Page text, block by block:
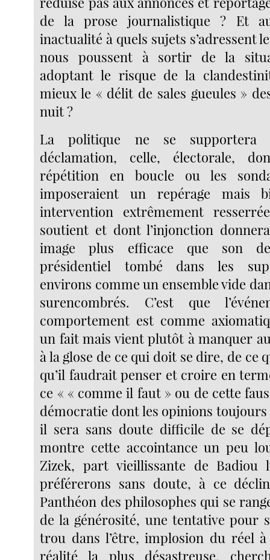
de la prose journalistique ? Et
inactualité à quels sujets s’adressent
nous poussent à sortir de la
adoptant le risque de la
mieux le « délit de sales gueules »
nuit ?
La politique ne se supportera
déclamation, celle, électorale,
répétition en boucle ou les
imposeraient un repérage mais
intervention extrêmement
soutient et dont l’injonction
image plus efficace que son
présidentiel tombé dans les
environs comme un ensemble vide
surencombrés. C’est que
comportement est comme
un fait mais vient plutôt à manquer
à la glose de ce qui doit se dire, de ce
qu’il faudrait penser et croire en
ce « « comme il faut » ou de cette
démocratie dont les opinions
il sera sans doute difficile de se
montre cette accointance un peu
Zizek, part vieillissante de Badiou
préférerons sans doute, à ce
Panthéon des philosophes qui se
de la générosité, une tentative pour
trou dans l’être, implosion du réel
réalité la plus désastreuse,